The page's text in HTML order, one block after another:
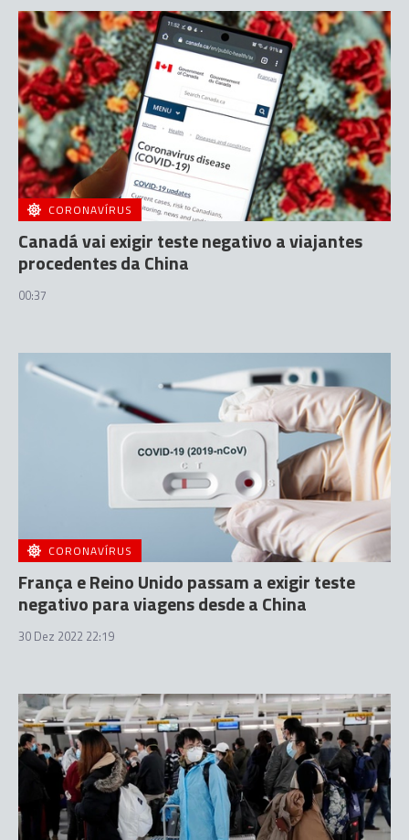
CORONAVÍRUS
Canadá vai exigir teste negativo a viajantes
procedentes da China
00:37
CORONAVÍRUS
França e Reino Unido passam a exigir teste
negativo para viagens desde a China
30 Dez 2022 22:19